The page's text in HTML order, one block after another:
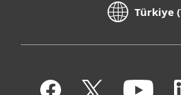
Türkiye